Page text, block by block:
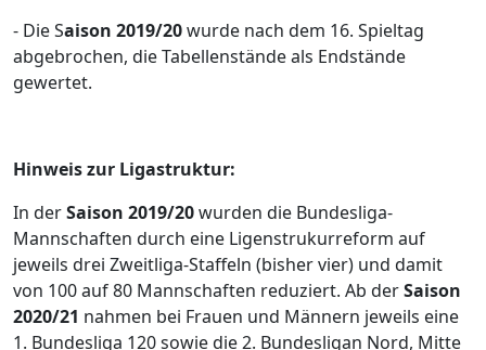
- Die Saison 2019/20wurde nach dem 16. Spieltag
abgebrochen, die Tabellenstände als Endstände
gewertet.
Hinweis zur Ligastruktur:
In derSaison 2019/20wurden die Bundesliga-
Mannschaften durch eine Ligenstrukurreform auf
jeweils drei Zweitliga-Staffeln (bisher vier) und damit
von 100 auf 80 Mannschaften reduziert. Ab derSaison
2020/21 nahmen bei Frauen und Männern jeweils eine
1. Bundesliga 120 sowie die 2. Bundesligan Nord, Mitte